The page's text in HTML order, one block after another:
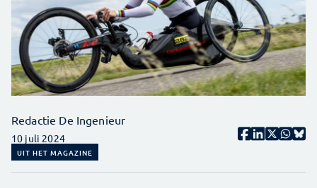
Redactie De Ingenieur
10 juli 2024
UIT HET MAGAZINE